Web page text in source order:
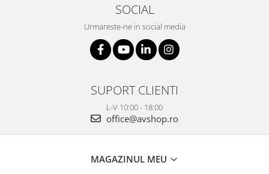
SOCIAL
Urmareste-ne in social media
SUPORT CLIENTI
L-V 10:00 - 18:00
office@avshop.ro
MAGAZINUL MEU